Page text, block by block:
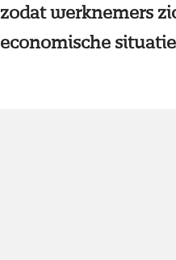
zodat werknemers
economische